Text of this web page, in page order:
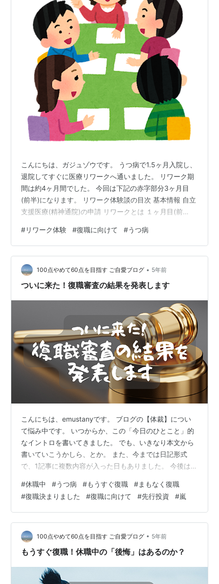
こんにちは、ガジュゾウです。 うつ病で1.5ヶ月入院し、
退院してすぐに医療リワークへ通いました。 リワーク期
間は約4ヶ月間でした。 今回は下記の赤字部分3ヶ月目
(前半)になります。 リワーク体験談の目次 基本情報 自立
支援医療(精神通院)の申請 リワークとは １ヶ月目(前
半)：生活リズム確立、病気の勉強 ２ヶ月目(前半)(生活リ
ズムの確立、病気の勉強、病気の振り返り) ２ヶ月目(後
半)(生活リズムの確立、病気の振り返り、リワークメンバ
ーとの交流) ３ヶ月目(前半)(病気の勉強、再発防止シート
作成、リワークメンバーとの交流) ３ヶ月目(後半)(…
#リワーク体験 #復職に向けて #うつ病
100点やめて60点を目指す ご自愛ブログ • 5年前
ついに来た！復職審査の結果を発表します
こんにちは、emustanyです。 ブログの【体裁】につい
て悩み中です。 いつからか、この「今日のひとこと」的
なイントロを書いてきました。 でも、いきなり本文から
書いていこうかしら、とか。 また、今までは日記形式
で、1記事に複数内容が入った日もありました。 今後はト
も悪くも、1年以上続けていると、型みたいなものが勝手
にできちゃって。 悩ましいですねぇ～。 □□□ もくじ
□□□ 復職審査会の結果が出ました 来週から「経過観
察」スタート 結局、どれくらい休職したのか？ いよいよ
復職、なんだけど 【おまけ】復職疲れへの先行投資
（？） 復職審査会の…
#休職中 #うつ病 #もうすぐ復職 #まもなく復職
#復職決まりました #復職に向けて #先行投資 #嵐
100点やめて60点を目指す ご自愛ブログ • 5年前
もうすぐ復職！休職中の「後悔」はあるのか？